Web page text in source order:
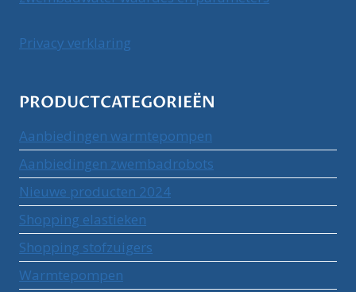
Privacy verklaring
PRODUCTCATEGORIEËN
Aanbiedingen warmtepompen
Aanbiedingen zwembadrobots
Nieuwe producten 2024
Shopping elastieken
Shopping stofzuigers
Warmtepompen